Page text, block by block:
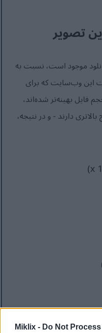
Miklix - Do Not
تصویر
موجود است، نسبت به
این وب‌سایت که برای
فایل بهینه‌تر شده‌اند،
دارند - و در نتیجه،